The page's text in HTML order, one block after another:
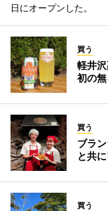
日にオープンした。
買う
軽井
初
買う
ブラ
と共
買う